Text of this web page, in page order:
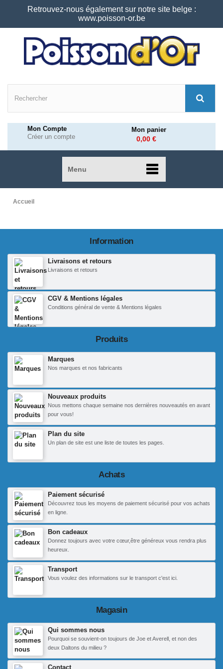
Retrouvez-nous également sur notre site belge :
www.poisson-or.be
Mon Compte
Créer un compte
Mon panier
0,00 €
Menu
Accueil
Information
Livraisons et retours
Livraisons et retours
CGV & Mentions légales
Conditions général de vente & Mentions légales
Produits
Marques
Nos marques et nos fabricants
Nouveaux produits
Nous mettons chaque semaine nos dernières nouveautés en avant
pour vous!
Plan du site
Un plan de site est une liste de toutes les pages.
Achats
Paiement sécurisé
Découvrez tous les moyens de paiement sécurisé pour vos achats
en ligne.
Bon cadeaux
Donnez toujours avec votre cœur,être généreux vous rendra plus
heureux.
Transport
Vous voulez des informations sur le transport c'est ici.
Magasin
Qui sommes nous
Pourquoi se souvient-on toujours de Joe et Averell, et non des
deux Daltons du milieu ?
Contact